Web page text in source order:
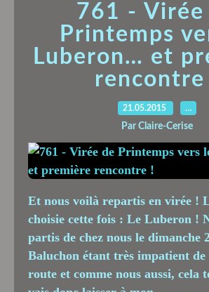
761 - Virée
Printemps
Luberon… et
rencontre
21.05.2015 …
Par Claire-Cerise
Et nous voilà repartis en virée !
choisie cette fois : Le Luberon !
partis de chez nous le dimanche
Baluchon étant très impatient
route et comme nous aussi, cela